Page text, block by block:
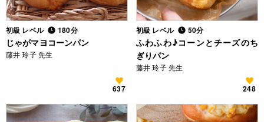
初級 レベル 180分
じゃがマヨコーンパン
藤井 玲子 先生
637
初級 レベル 50分
ふわふわ♪コーンとチーズのち
ぎりパン
藤井 玲子 先生
248